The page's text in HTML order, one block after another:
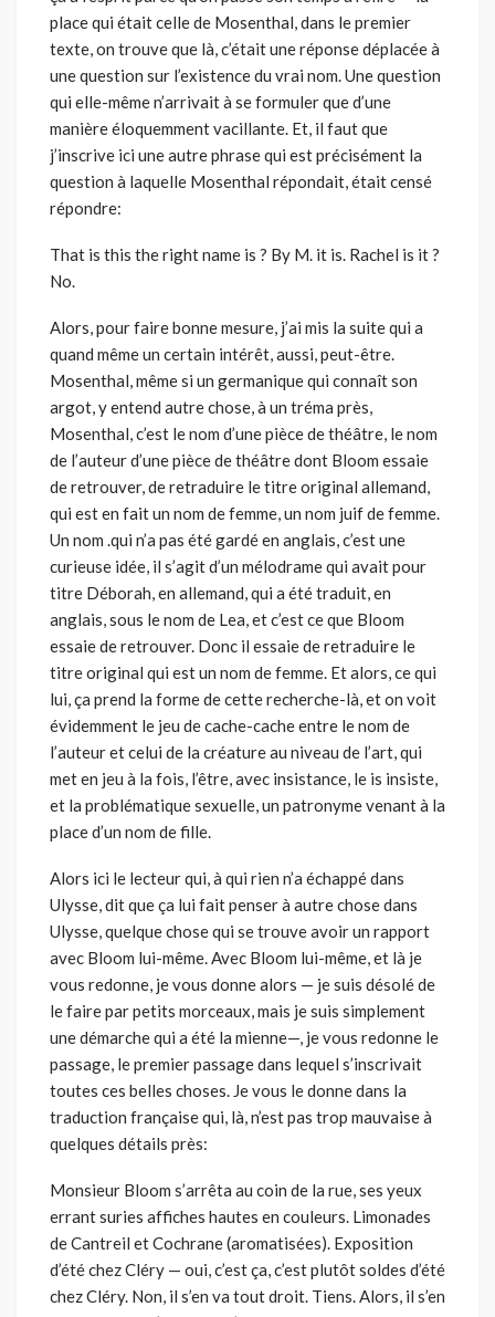
place qui était celle de Mosenthal, dans le premier
texte, on trouve que là, c’était une réponse déplacée à
une question sur l’existence du vrai nom. Une question
qui elle-même n’arrivait à se formuler que d’une
manière éloquemment vacillante. Et, il faut que
j’inscrive ici une autre phrase qui est précisément la
question à laquelle Mosenthal répondait, était censé
répondre:
That is this the right name is ? By M. it is. Rachel is it ?
No.
Alors, pour faire bonne mesure, j’ai mis la suite qui a
quand même un certain intérêt, aussi, peut-être.
Mosenthal, même si un germanique qui connaît son
argot, y entend autre chose, à un tréma près,
Mosenthal, c’est le nom d’une pièce de théâtre, le nom
de l’auteur d’une pièce de théâtre dont Bloom essaie
de retrouver, de retraduire le titre original allemand,
qui est en fait un nom de femme, un nom juif de femme.
Un nom .qui n’a pas été gardé en anglais, c’est une
curieuse idée, il s’agit d’un mélodrame qui avait pour
titre Déborah, en allemand, qui a été traduit, en
anglais, sous le nom de Lea, et c’est ce que Bloom
essaie de retrouver. Donc il essaie de retraduire le
titre original qui est un nom de femme. Et alors, ce qui
lui, ça prend la forme de cette recherche-là, et on voit
évidemment le jeu de cache-cache entre le nom de
l’auteur et celui de la créature au niveau de l’art, qui
met en jeu à la fois, l’être, avec insistance, le is insiste,
et la problématique sexuelle, un patronyme venant à la
place d’un nom de fille.
Alors ici le lecteur qui, à qui rien n’a échappé dans
Ulysse, dit que ça lui fait penser à autre chose dans
Ulysse, quelque chose qui se trouve avoir un rapport
avec Bloom lui-même. Avec Bloom lui-même, et là je
vous redonne, je vous donne alors — je suis désolé de
le faire par petits morceaux, mais je suis simplement
une démarche qui a été la mienne—, je vous redonne le
passage, le premier passage dans lequel s’inscrivait
toutes ces belles choses. Je vous le donne dans la
traduction française qui, là, n’est pas trop mauvaise à
quelques détails près:
Monsieur Bloom s’arrêta au coin de la rue, ses yeux
errant suries affiches hautes en couleurs. Limonades
de Cantreil et Cochrane (aromatisées). Exposition
d’été chez Cléry — oui, c’est ça, c’est plutôt soldes d’été
chez Cléry. Non, il s’en va tout droit. Tiens. Alors, il s’en